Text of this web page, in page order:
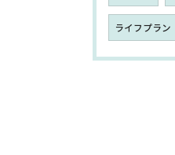
ライフプラン